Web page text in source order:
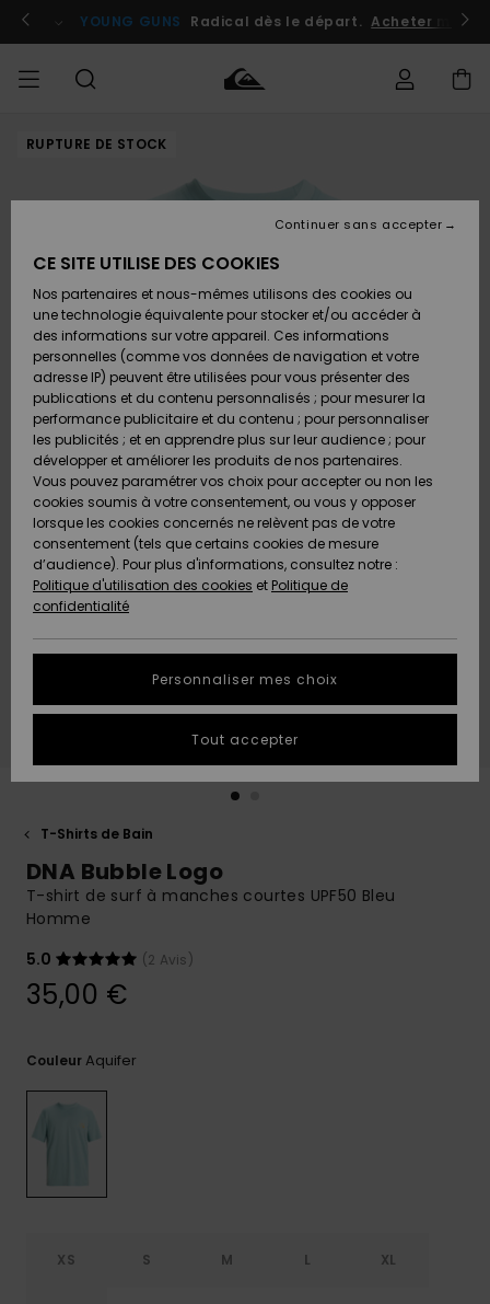
l'information
le
Se connecter / s'inscrire
YOUNG GUNS Radical dès le départ. Acheter
HOMME Vêtements
Chaussures
& Tongs
Surf
Snow
Nouveautés
A
Découvrir
Vêtements
Chaussures
& Tongs
Surf
Snow
Nouveautés
A
Découvrir
FEMME
Shop
A
Découvrir
Snow
SURF
Surf
Homme
Surf
Shop
Enfant
Highlights
Communauté
SNOW
Snow
Homme
Snow
Shop
Enfant
Snow
Shop
Femme
A
Découvrir
Communauté
OUTLET
Outlet
Enfant
Outlet
Femme
AIDE &
CONTACT
Accéder à
commande
Retours
Paiement
Carte
Cadeau
Quiksilver
Freedom
Protection
des
tailles
conversation
plus rapide
à votre
une
conversation
la FAQ
MAGASINS
QUIKSILVER
RUPTURE DE STOCK
T-Shirts de Bain
DNA Bubble Logo
T-shirt de surf à manches courtes UPF50 Bleu
Homme
5.0
(2 Avis)
35,00 €
CouleurAquifer
XS S M L XL
CE SITE UTILISE DES COOKIES
Nos partenaires et nous-mêmes utilisons des cookies ou
une technologie équivalente pour stocker et/ou accéder à
des informations sur votre appareil. Ces informations
personnelles (comme vos données de navigation et votre
adresse IP) peuvent être utilisées pour vous présenter des
publications et du contenu personnalisés ; pour mesurer la
performance publicitaire et du contenu ; pour personnaliser
les publicités ; et en apprendre plus sur leur audience ; pour
développer et améliorer les produits de nos partenaires.
Vous pouvez paramétrer vos choix pour accepter ou non les
cookies soumis à votre consentement, ou vous y opposer
lorsque les cookies concernés ne relèvent pas de votre
consentement (tels que certains cookies de mesure
d’audience). Pour plus d'informations, consultez notre :
Politique d'utilisation des cookies et Politique de
confidentialité
Personnaliser mes choix
Continuer sans accepter
Tout accepter